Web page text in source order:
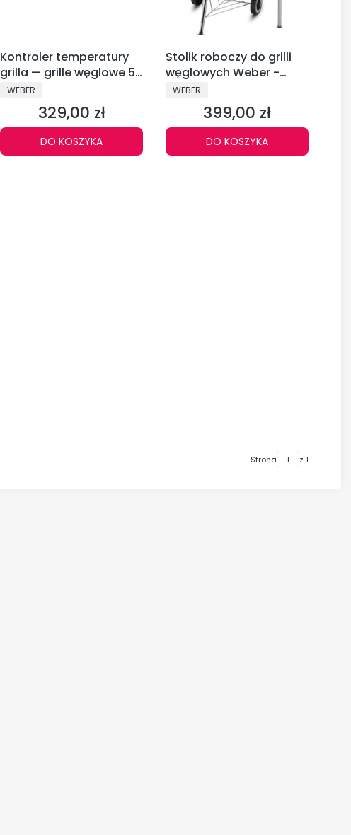
Kontroler temperatury
grilla — grille węglowe 57
cm - 7666
PRODUCENT
WEBER
Cena
329,00 zł
DO KOSZYKA
Stolik roboczy do grilli
węglowych Weber -
17638
PRODUCENT
WEBER
Cena
399,00 zł
DO KOSZYKA
Strona z 1